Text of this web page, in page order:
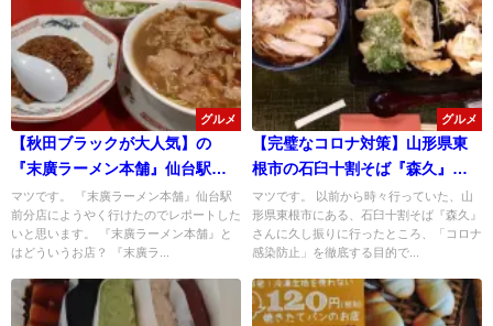
グルメ
【秋田ブラックが大人気】の
『末廣ラーメン本舗』仙台駅前
分店に行ってみた！
マツです。 『末廣ラーメン本舗』仙台駅
前分店にようやく行けたのでレポートした
いと思います。 『末廣ラーメン本舗』と
はどういうお店？ 『末廣ラ...
グルメ
【完璧なコロナ対策】山形県東
根市の石臼十割そば『森久』は
「野菜てんぷら・サラダ・漬
物」盛り放題のセルフスタイル
になっていた！
マツです。 以前から時々行っていた、山
形県東根市にある、石臼十割そば『森久』
さんに久し振りに行ったところ、「コロナ
感染防止」を徹底する目的で...